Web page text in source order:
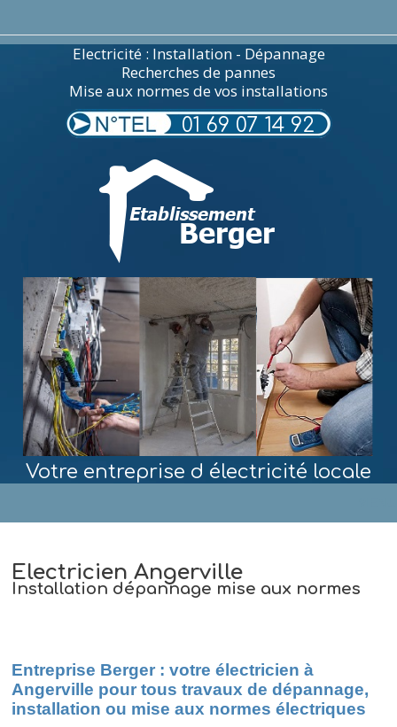
Electricité : Installation - Dépannage
Recherches de pannes
Mise aux normes de vos installations
01 69 07 14 92
Votre entreprise d électricité locale
Electricien Angerville
Installation dépannage mise aux normes
Entreprise Berger : votre électricien à
Angerville pour tous travaux de dépannage,
installation ou mise aux normes électriques